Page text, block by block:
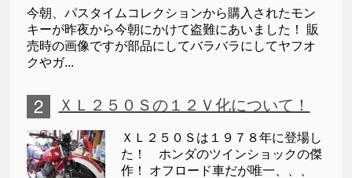
今朝、パスタイムコレクションから購入されたモン
キーが昨夜から今朝にかけて盗難にあいました！ 販
売時の画像ですが部品にしてバラバラにしてヤフオ
クやガ...
ＸＬ２５０Ｓの１２Ｖ化について！
ＸＬ２５０Ｓは１９７８年に登場し
た！ ホンダのツインショックの傑
作！ オフロード車だが唯一、、、